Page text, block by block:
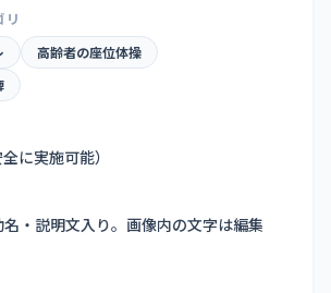
リ
高齢者の座位体操
に実施可能）
名・説明文入り。画像内の文字は編集